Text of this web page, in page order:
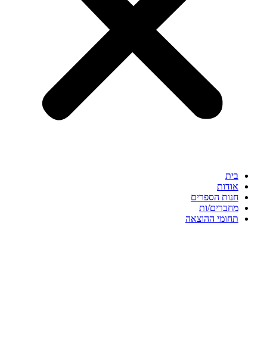
בית
אודות
חנות הספרים
מחברים/ות
תחומי ההוצאה